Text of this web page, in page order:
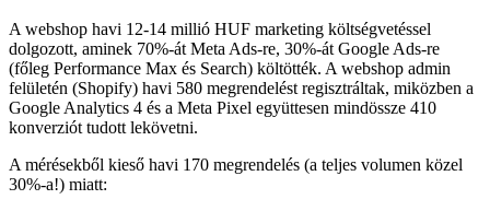
A webshop havi 12-14 millió HUF marketing költségvetéssel
dolgozott, aminek 70%-át Meta Ads-re, 30%-át Google Ads-re
(főleg Performance Max és Search) költötték. A webshop admin
felületén (Shopify) havi 580 megrendelést regisztráltak, miközben a
Google Analytics 4 és a Meta Pixel együttesen mindössze 410
konverziót tudott lekövetni.
A mérésekből kieső havi 170 megrendelés (a teljes volumen közel
30%-a!) miatt: